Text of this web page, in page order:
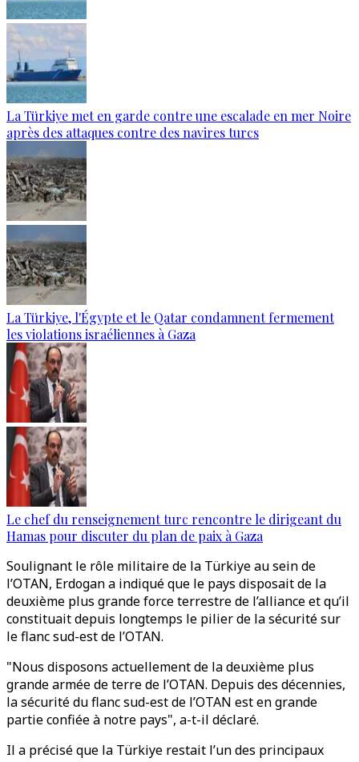
La Türkiye met en garde contre une escalade en mer Noire
après des attaques contre des navires turcs
La Türkiye, l'Égypte et le Qatar condamnent fermement
les violations israéliennes à Gaza
Le chef du renseignement turc rencontre le dirigeant du
Hamas pour discuter du plan de paix à Gaza
Soulignant le rôle militaire de la Türkiye au sein de
l’OTAN, Erdogan a indiqué que le pays disposait de la
deuxième plus grande force terrestre de l’alliance et qu’il
constituait depuis longtemps le pilier de la sécurité sur
le flanc sud-est de l’OTAN.
"Nous disposons actuellement de la deuxième plus
grande armée de terre de l’OTAN. Depuis des décennies,
la sécurité du flanc sud-est de l’OTAN est en grande
partie confiée à notre pays", a-t-il déclaré.
Il a précisé que la Türkiye restait l’un des principaux